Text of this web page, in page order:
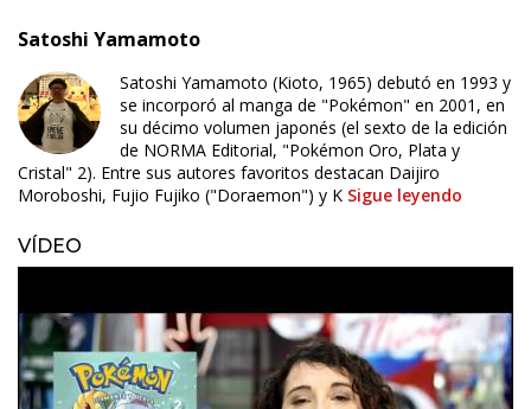
Satoshi Yamamoto
Satoshi Yamamoto (Kioto, 1965) debutó en 1993 y
se incorporó al manga de "Pokémon" en 2001, en
su décimo volumen japonés (el sexto de la edición
de NORMA Editorial, "Pokémon Oro, Plata y
Cristal" 2). Entre sus autores favoritos destacan Daijiro
Moroboshi, Fujio Fujiko ("Doraemon") y K Sigue leyendo
VÍDEO